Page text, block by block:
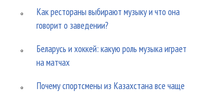
Как рестораны выбирают музыку и что она
говорит о заведении?
Беларусь и хоккей: какую роль музыка играет
на матчах
Почему спортсмены из Казахстана все чаще